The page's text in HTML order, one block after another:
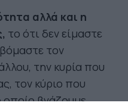
αλλά και η
το ότι δεν είμαστε
τον
την κυρία που
τον κύριο που
οποίο βγάζουμε